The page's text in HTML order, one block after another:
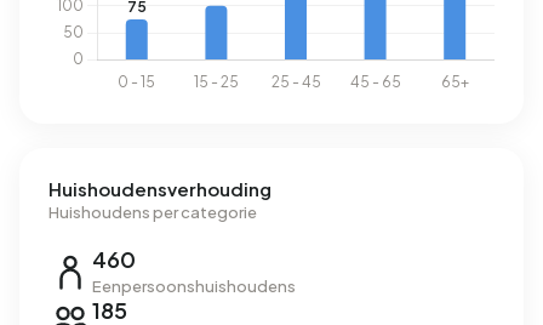
Huishoudensverhouding
Huishoudens per categorie
460
Eenpersoonshuishoudens
185